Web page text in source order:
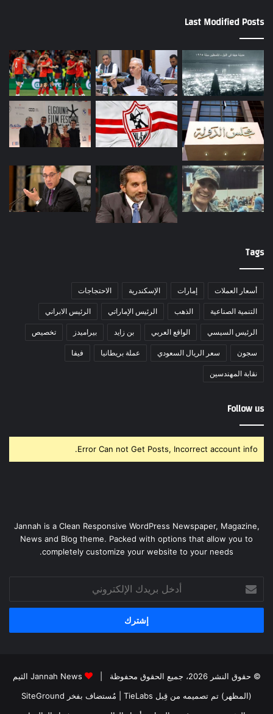
Last Modified Posts
Tags
أسعار العملات إمارات الإسكندرية الاحتجاجات
التنمية الصناعية الذهب الرئيس الإماراتي الرئيس الابراني
الرئيس السيسي الواقع العربي بن زايد بيراميدز تخصيص
سجون سعر الريال السعودي عملة بريطانيا فيفا
نقابة المهندسين
Follow us
Error Can not Get Posts, Incorrect account info.
Jannah is a Clean Responsive WordPress Newspaper, Magazine,
News and Blog theme. Packed with options that allow you to
completely customize your website to your needs.
بريدك
الإلكتروني
© حقوق النشر 2026، جميع الحقوق محفوظة |
Jannah News الثيم
(المظهر) تم تصميمه من قِبل TieLabs
| مُستضاف بفخر SiteGround